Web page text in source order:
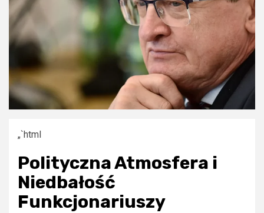
„`html
Polityczna Atmosfera i
Niedbałość
Funkcjonariuszy